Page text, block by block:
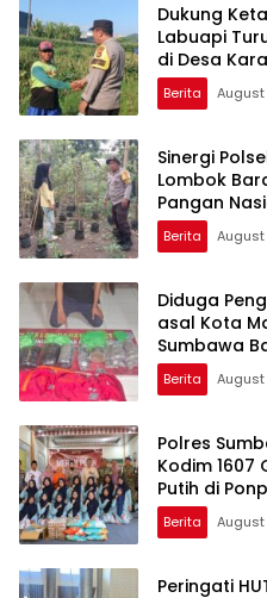
Dukung
Labuapi
di Desa
Berita August
Sinergi
Lombok
Pangan
Berita August
Diduga
asal Kota
Sumbawa
Berita August
Polres
Kodim 1607
Putih di
Berita August
Peringati